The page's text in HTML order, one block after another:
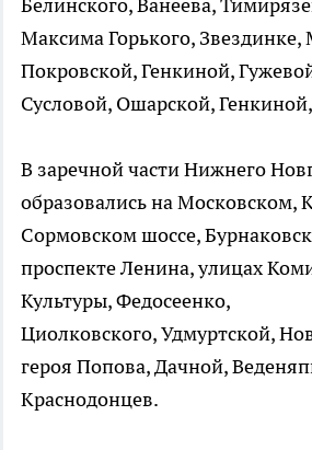
Белинского, Ванеева,
Максима Горького, Звездинке,
Покровской, Генкиной,
Сусловой, Ошарской,
В заречной части Нижнего
образовались на Московском,
Сормовском шоссе,
проспекте Ленина, улицах
Культуры, Федосеенко,
Циолковского, Удмуртской,
героя Попова, Дачной,
Краснодонцев.